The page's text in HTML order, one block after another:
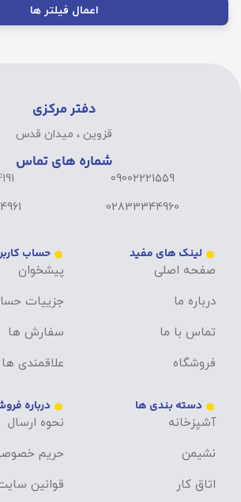
اعمال فیلتر ها
دفتر مرکزی
قزوین ، میدان قدس
شماره های تماس
09002221559
02833344960
لینک های مفید
صفحه اصلی
درباره ما
تماس با ما
فروشگاه
حساب
پیشخوان
جزییات
سفارش ها
علاقمندی ها
دسته بندی ها
آشپزخانه
نشیمن
اتاق کار
درباره
نحوه ارسال
حریم
قوانین